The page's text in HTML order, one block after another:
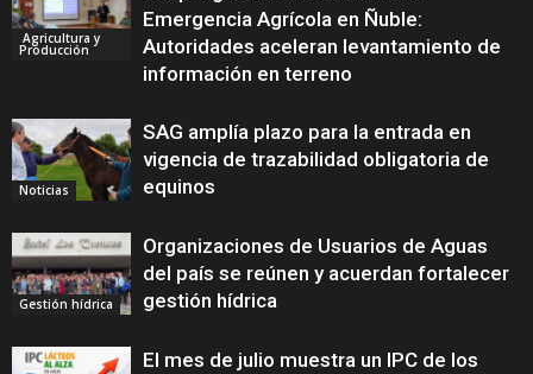
Agricultura y
Producción
Emergencia Agrícola en Ñuble:
Autoridades aceleran levantamiento de
información en terreno
Noticias
SAG amplía plazo para la entrada en
vigencia de trazabilidad obligatoria de
equinos
Gestión hídrica
Organizaciones de Usuarios de Aguas
del país se reúnen y acuerdan fortalecer
gestión hídrica
El mes de julio muestra un IPC de los